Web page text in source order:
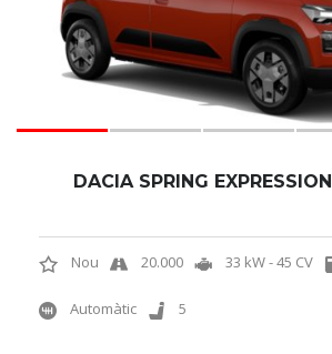
DACIA SPRING EXPRESSION
Nou 20.000 33 kW - 45 CV
Automàtic 5